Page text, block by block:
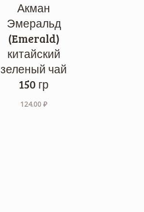
Акман
Эмеральд
(Emerald)
китайский
зеленый чай
150 гр
124.00₽